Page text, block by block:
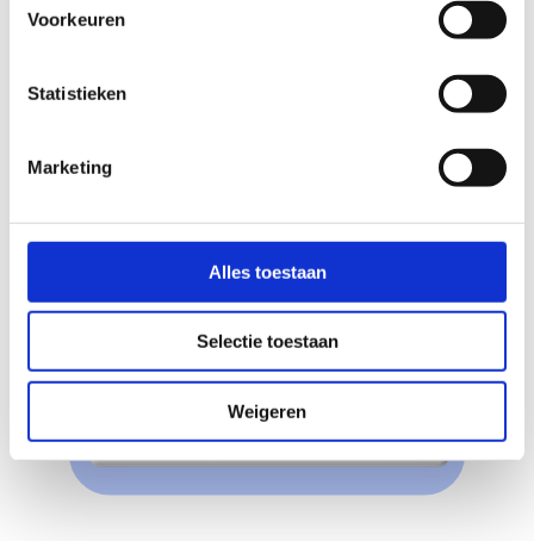
Voorkeuren
Statistieken
Marketing
Alles toestaan
Selectie toestaan
Weigeren
De underwriting & admin studio
verzekeringsprofessionals.